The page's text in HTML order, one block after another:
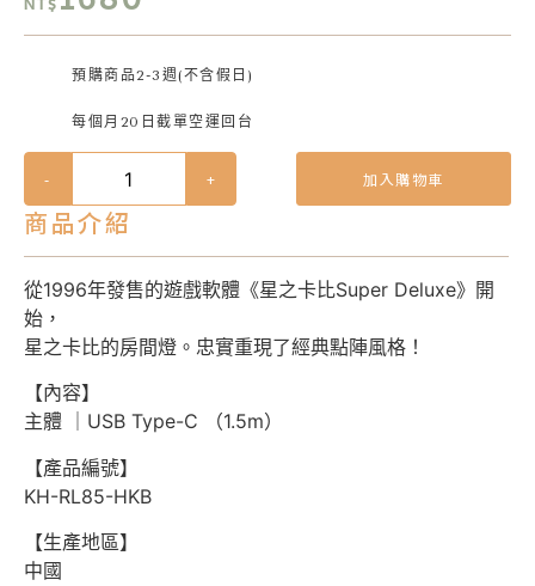
NT$
預購商品2-3週(不含假日)
每個月20日截單空運回台
- + 加入購物車
商品介紹
從1996年發售的遊戲軟體《星之卡比Super Deluxe》開
始，
星之卡比的房間燈。忠實重現了經典點陣風格！
【內容】
主體 ｜USB Type-C （1.5m）
【產品編號】
KH-RL85-HKB
【生產地區】
中國